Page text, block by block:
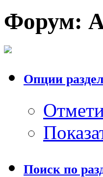
Форум:
Опции
Поиск по